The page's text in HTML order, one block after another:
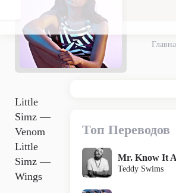
Little
Simz —
Venom
Little
Simz —
Wings
Топ Переводов
Mr. Know It
Teddy Swims